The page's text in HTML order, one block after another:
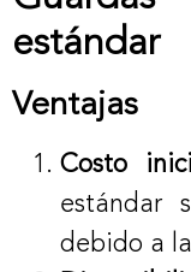
estándar
Ventajas
Costo
estándar
debido a